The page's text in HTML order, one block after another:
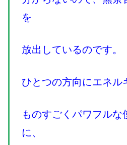
を
放出しているのです。
ひとつの方向にエネル
ものすごくパワフルな
に、